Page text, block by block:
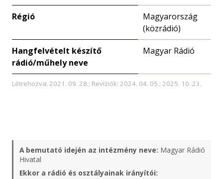
Régió
Magyarország
(közrádió)
Hangfelvételt készítő
rádió/műhely neve
Magyar Rádió
Létrehozva: 2021. 09. 28.; Revíziók: 2024. 04. 05.; 2025. 10. 23.
A bemutató idején az intézmény neve: Magyar Rádió
Hivatal
Ekkor a rádió és osztályainak irányítói: